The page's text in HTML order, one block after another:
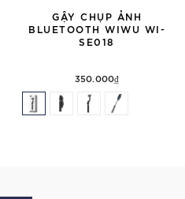
GẬY CHỤP ẢNH
BLUETOOTH WIWU WI-
SE018
350.000₫